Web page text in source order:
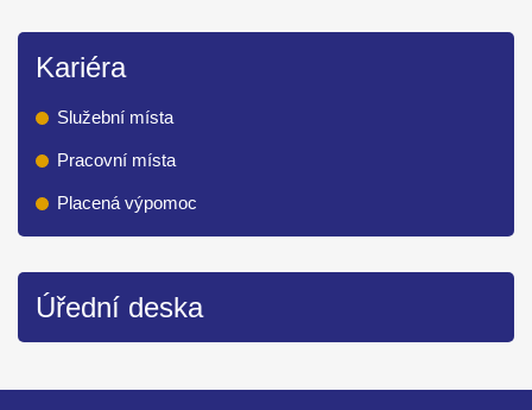
Kariéra
Služební místa
Pracovní místa
Placená výpomoc
Úřední deska